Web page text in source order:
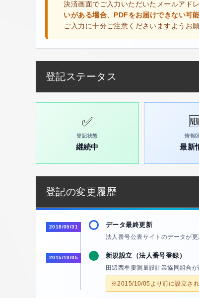
決済画面でご入力いただいたメールアド
いがある場合、PDFをお届けできない可
ご入力に十分ご注意くださいますようお
登記ステータス
✅
登記状態
継続中
情報
最新
登記の変更履歴
2018/05/31 データ最終更新
法人番号公表サイトのデータが更
2015/10/05 新規設立（法人番号登録）
田辺西牟婁測量設計業協同組合
※2015/10/05より前に設立さ